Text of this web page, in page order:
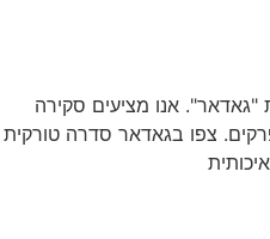
אנו מציעים סקירה
צפו בגאדאר סדרה טורקית